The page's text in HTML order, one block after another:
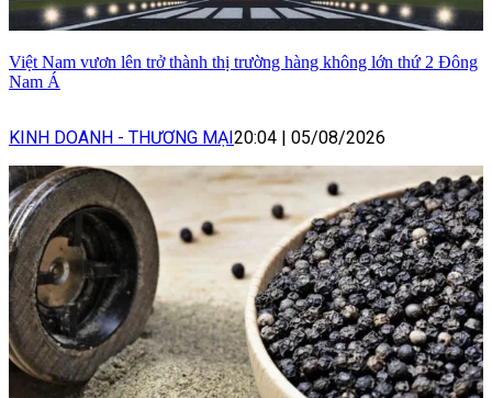
Việt Nam vươn lên trở thành thị trường hàng không lớn thứ 2 Đông
Nam Á
KINH DOANH - THƯƠNG MẠI 20:04 05/08/2026